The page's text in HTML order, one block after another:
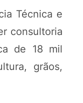
Técnica e
consultoria
de 18 mil
grãos,